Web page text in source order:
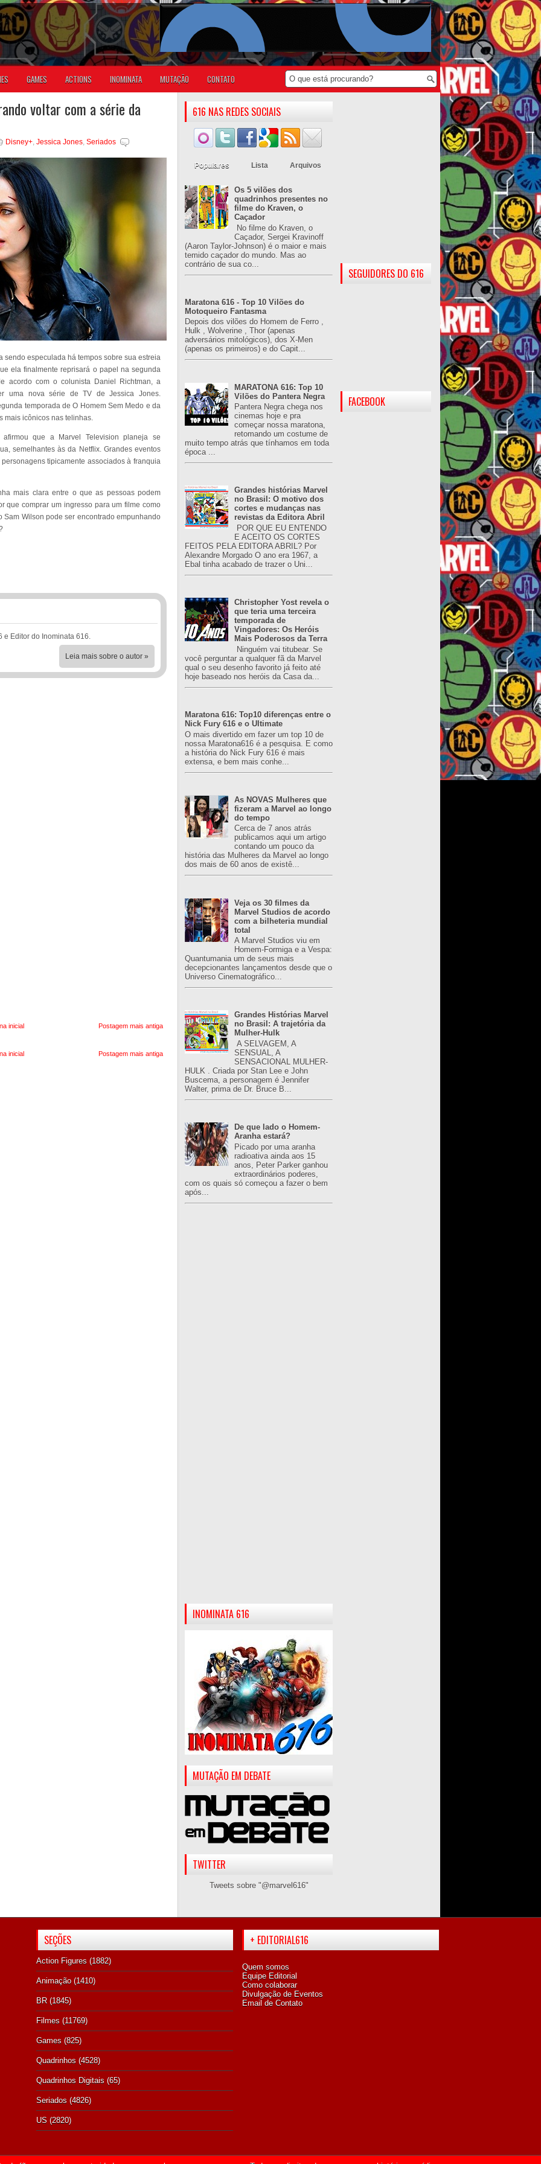
GAMES ACTIONS INOMINATA MUTAÇÃO CONTATO
voltar com a série da
Disney+, Jessica Jones, Seriados
sendo especulada há tempos sobre sua estreia
ela finalmente reprisará o papel na segunda
acordo com o colunista Daniel Richtman, a
uma nova série de TV de Jessica Jones.
temporada de O Homem Sem Medo e da
mais icônicos nas telinhas.
que a Marvel Television planeja se
semelhantes às da Netflix. Grandes eventos
tipicamente associados à franquia
mais clara entre o que as pessoas podem
que comprar um ingresso para um filme como
Wilson pode ser encontrado empunhando
e Editor do Inominata 616.
Leia mais sobre o autor »
Postagem mais antiga
inicial
Postagem mais antiga
inicial
616 NAS REDES SOCIAIS
Populares Lista Arquivos
Os 5 vilões dos
quadrinhos presentes no
filme do Kraven, o
Caçador
No filme do Kraven, o
Caçador, Sergei Kravinoff
(Aaron Taylor-Johnson) é o maior e mais
temido caçador do mundo. Mas ao
contrário de sua co...
Maratona 616 - Top 10 Vilões do
Motoqueiro Fantasma
Depois dos vilões do Homem de Ferro ,
Hulk , Wolverine , Thor (apenas
adversários mitológicos), dos X-Men
(apenas os primeiros) e do Capit...
MARATONA 616: Top 10
Vilões do Pantera Negra
Pantera Negra chega nos
cinemas hoje e pra
começar nossa maratona,
retomando um costume de
muito tempo atrás que tínhamos em toda
época ...
Grandes histórias Marvel
no Brasil: O motivo dos
cortes e mudanças nas
revistas da Editora Abril
POR QUE EU ENTENDO
E ACEITO OS CORTES
FEITOS PELA EDITORA ABRIL? Por
Alexandre Morgado O ano era 1967, a
Ebal tinha acabado de trazer o Uni...
Christopher Yost revela o
que teria uma terceira
temporada de
Vingadores: Os Heróis
Mais Poderosos da Terra
Ninguém vai titubear. Se
você perguntar a qualquer fã da Marvel
qual o seu desenho favorito já feito até
hoje baseado nos heróis da Casa da...
Maratona 616: Top10 diferenças entre o
Nick Fury 616 e o Ultimate
O mais divertido em fazer um top 10 de
nossa Maratona616 é a pesquisa. E como
a história do Nick Fury 616 é mais
extensa, e bem mais conhe...
As NOVAS Mulheres que
fizeram a Marvel ao longo
do tempo
Cerca de 7 anos atrás
publicamos aqui um artigo
contando um pouco da
história das Mulheres da Marvel ao longo
dos mais de 60 anos de existê...
Veja os 30 filmes da
Marvel Studios de acordo
com a bilheteria mundial
total
A Marvel Studios viu em
Homem-Formiga e a Vespa:
Quantumania um de seus mais
decepcionantes lançamentos desde que o
Universo Cinematográfico...
Grandes Histórias Marvel
no Brasil: A trajetória da
Mulher-Hulk
A SELVAGEM, A
SENSUAL, A
SENSACIONAL MULHER-
HULK . Criada por Stan Lee e John
Buscema, a personagem é Jennifer
Walter, prima de Dr. Bruce B...
De que lado o Homem-
Aranha estará?
Picado por uma aranha
radioativa ainda aos 15
anos, Peter Parker ganhou
extraordinários poderes,
com os quais só começou a fazer o bem
após...
INOMINATA 616
MUTAÇÃO EM DEBATE
TWITTER
Tweets sobre "@marvel616"
SEGUIDORES DO 616
FACEBOOK
SEÇÕES
Action Figures (1882)
Animação (1410)
BR (1845)
Filmes (11769)
Games (825)
Quadrinhos (4528)
Quadrinhos Digitais (65)
Seriados (4826)
US (2820)
+ EDITORIAL616
Quem somos
Equipe Editorial
Como colaborar
Divulgação de Eventos
Email de Contato